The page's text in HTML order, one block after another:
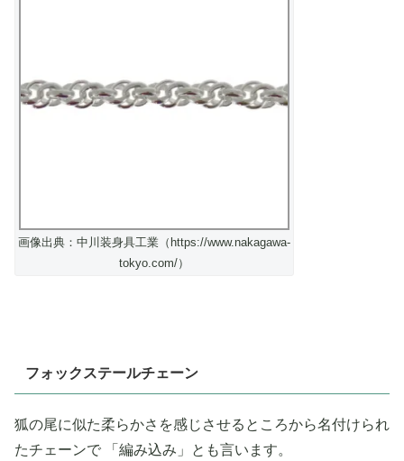
画像出典：中川装身具工業（https://www.nakagawa-
tokyo.com/）
フォックステールチェーン
狐の尾に似た柔らかさを感じさせるところから名付けられ
たチェーンで 「編み込み」とも言います。